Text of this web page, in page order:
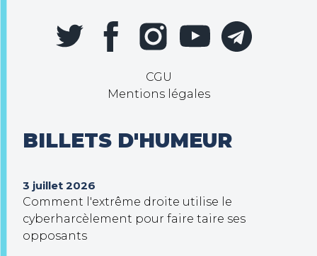
CGU
Mentions légales
BILLETS D'HUMEUR
3 juillet 2026
Comment l'extrême droite utilise le
cyberharcèlement pour faire taire ses
opposants